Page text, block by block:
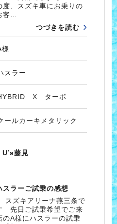
度、スズキ車にお乗りの
客…
つづきを読む
様
スラー
X ターボ
ールカーキメタリック
藤見
スラーご試乗の感想
スズキアリーナ燕三条で
先日ご試乗希望でご来
のA様にハスラーの試乗